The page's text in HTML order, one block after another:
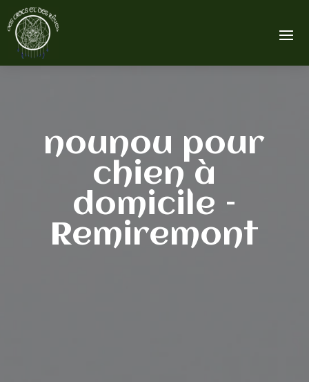
nounou pour
chien à
domicile –
Remiremont